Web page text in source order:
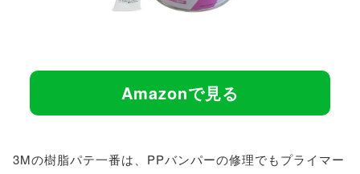
Amazonで見る
3Mの樹脂パテ一番は、PPバンパーの修理でもプライマー